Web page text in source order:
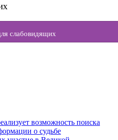
слабовидящих